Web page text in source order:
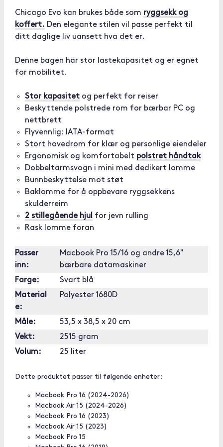
Chicago Evo kan brukes både som ryggsekk og
koffert. Den elegante stilen vil passe perfekt til
ditt daglige liv uansett hva det er.
Denne bagen har stor lastekapasitet og er egnet
for mobilitet.
Stor kapasitet og perfekt for reiser
Beskyttende polstrede rom for bærbar PC og
nettbrett
Flyvennlig: IATA-format
Stort hovedrom for klær og personlige eiendeler
Ergonomisk og komfortabelt polstret håndtak
Dobbeltarmsvogn i mini med dedikert lomme
Bunnbeskyttelse mot støt
Baklomme for å oppbevare ryggsekkens
skulderreim
2 stillegående hjul for jevn rulling
Rask lomme foran
Passer
inn:
Macbook Pro 15/16 og andre 15,6"
bærbare datamaskiner
Farge:
Svart blå
Material
e:
Polyester 1680D
Måle:
53,5 x 38,5 x 20 cm
Vekt:
2515 gram
Volum:
25 liter
Dette produktet passer til følgende enheter:
Macbook Pro 16 (2024-2026)
Macbook Air 15 (2024-2026)
Macbook Pro 16 (2023)
Macbook Air 15 (2023)
Macbook Pro 15